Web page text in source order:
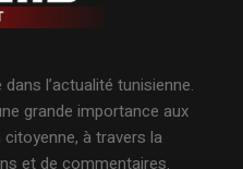
l’actualité tunisienne.
grande importance aux
citoyenne, à travers la
et de commentaires.